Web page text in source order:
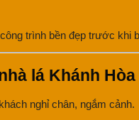
trình bền đẹp trước khi
lá Khánh Hòa
nghỉ chân, ngắm cảnh.